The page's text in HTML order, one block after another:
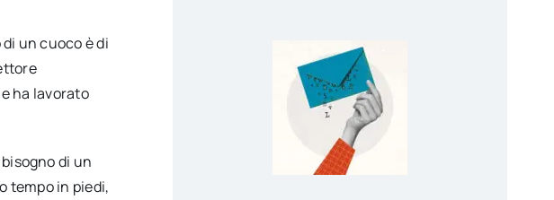
un cuoco è di
ha lavorato
di un
tempo in piedi,